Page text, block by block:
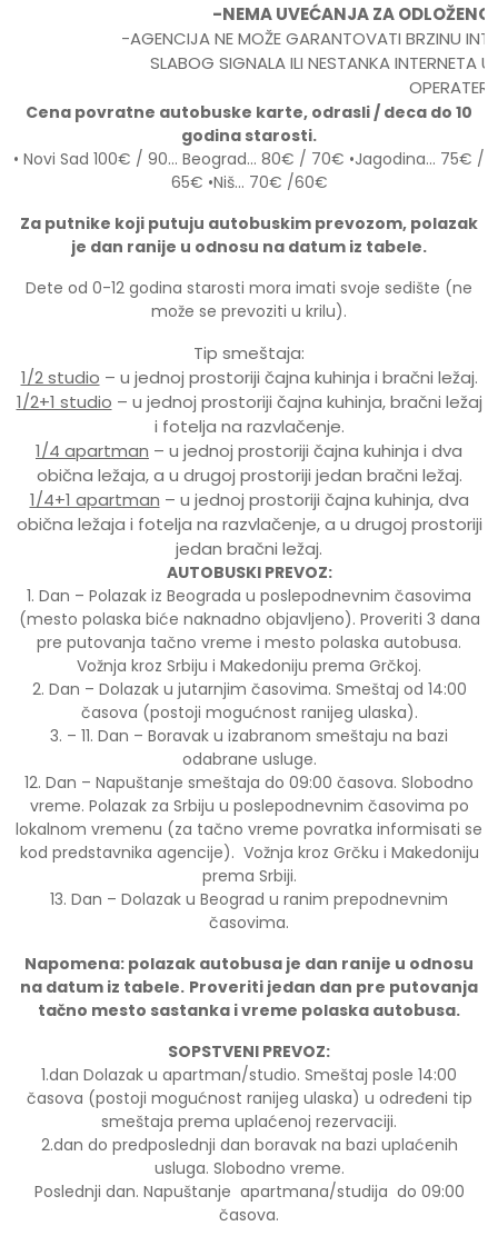
-NEMA UVEĆANJA ZA
-AGENCIJA NE MOŽE GARANTOVATI BRZINU
SLABOG SIGNALA ILI NESTANKA INTERNETA
Cena povratne autobuske karte, odrasli / deca do 10
godina starosti.
• Novi Sad 100€ / 90… Beograd… 80€ / 70€ •Jagodina… 75€ /
65€ •Niš… 70€ /60€
Za putnike koji putuju autobuskim prevozom, polazak
je dan ranije u odnosu na datum iz tabele.
Dete od 0-12 godina starosti mora imati svoje sedište (ne
može se prevoziti u krilu).
Tip smeštaja:
1/2 studio – u jednoj prostoriji čajna kuhinja i bračni ležaj.
1/2+1 studio – u jednoj prostoriji čajna kuhinja, bračni ležaj
i fotelja na razvlačenje.
1/4 apartman – u jednoj prostoriji čajna kuhinja i dva
obična ležaja, a u drugoj prostoriji jedan bračni ležaj.
1/4+1 apartman – u jednoj prostoriji čajna kuhinja, dva
obična ležaja i fotelja na razvlačenje, a u drugoj prostoriji
jedan bračni ležaj.
AUTOBUSKI PREVOZ:
1. Dan – Polazak iz Beograda u poslepodnevnim časovima
(mesto polaska biće naknadno objavljeno). Proveriti 3 dana
pre putovanja tačno vreme i mesto polaska autobusa.
Vožnja kroz Srbiju i Makedoniju prema Grčkoj.
2. Dan – Dolazak u jutarnjim časovima. Smeštaj od 14:00
časova (postoji mogućnost ranijeg ulaska).
3. – 11. Dan – Boravak u izabranom smeštaju na bazi
odabrane usluge.
12. Dan – Napuštanje smeštaja do 09:00 časova. Slobodno
vreme. Polazak za Srbiju u poslepodnevnim časovima po
lokalnom vremenu (za tačno vreme povratka informisati se
kod predstavnika agencije). Vožnja kroz Grčku i Makedoniju
prema Srbiji.
13. Dan – Dolazak u Beograd u ranim prepodnevnim
časovima.
Napomena: polazak autobusa je dan ranije u odnosu
na datum iz tabele. Proveriti jedan dan pre putovanja
tačno mesto sastanka i vreme polaska autobusa.
SOPSTVENI PREVOZ:
1.dan Dolazak u apartman/studio. Smeštaj posle 14:00
časova (postoji mogućnost ranijeg ulaska) u određeni tip
smeštaja prema uplaćenoj rezervaciji.
2.dan do predposlednji dan boravak na bazi uplaćenih
usluga. Slobodno vreme.
Poslednji dan. Napuštanje apartmana/studija do 09:00
časova.